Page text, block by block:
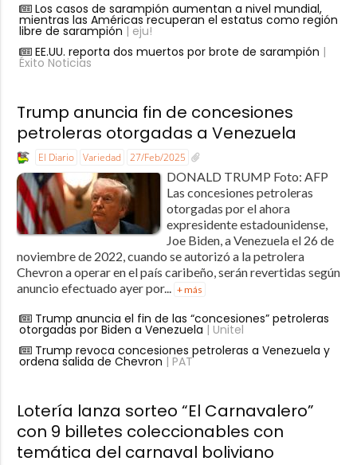
Los casos de sarampión aumentan a nivel mundial,
mientras las Américas recuperan el estatus como región
libre de sarampión | eju!
EE.UU. reporta dos muertos por brote de sarampión |
Éxito Noticias
Trump anuncia fin de concesiones
petroleras otorgadas a Venezuela
El Diario Variedad 27/Feb/2025
DONALD TRUMP Foto: AFP
Las concesiones petroleras
otorgadas por el ahora
expresidente estadounidense,
Joe Biden, a Venezuela el 26 de
noviembre de 2022, cuando se autorizó a la petrolera
Chevron a operar en el país caribeño, serán revertidas según
anuncio efectuado ayer por... + más
Trump anuncia el fin de las “concesiones” petroleras
otorgadas por Biden a Venezuela | Unitel
Trump revoca concesiones petroleras a Venezuela y
ordena salida de Chevron | PAT
Lotería lanza sorteo “El Carnavalero”
con 9 billetes coleccionables con
temática del carnaval boliviano